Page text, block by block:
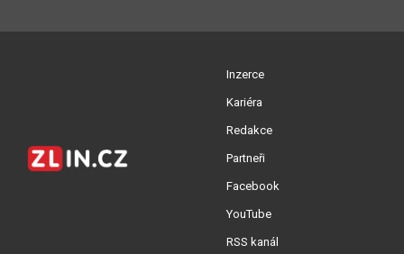
Inzerce
Kariéra
Redakce
Partneři
Facebook
YouTube
RSS kanál